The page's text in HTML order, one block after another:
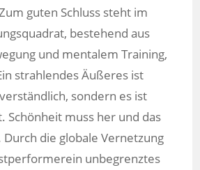
guten Schluss steht im
bestehend aus
und mentalem Training,
strahlendes Äußeres ist
sondern es ist
Schönheit muss her und das
die globale Vernetzung
unbegrenztes